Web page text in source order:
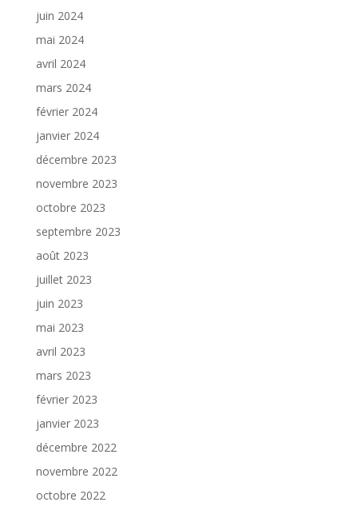
juin 2024
mai 2024
avril 2024
mars 2024
février 2024
janvier 2024
décembre 2023
novembre 2023
octobre 2023
septembre 2023
août 2023
juillet 2023
juin 2023
mai 2023
avril 2023
mars 2023
février 2023
janvier 2023
décembre 2022
novembre 2022
octobre 2022